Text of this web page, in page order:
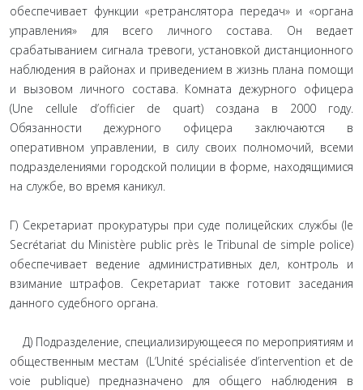
обеспечивает функции «ретранслятора передач» и «органа
управления» для всего личного состава. Он ведает
срабатыванием сигнала тревоги, установкой дистанционного
наблюдения в районах и приведением в жизнь плана помощи
и вызовом личного состава. Комната дежурного офицера
(Une cellule d’officier de quart) создана в 2000 году.
Обязанности дежурного офицера заключаются в
оперативном управлении, в силу своих полномочий, всеми
подразделениями городской полиции в форме, находящимися
на службе, во время каникул.
Г) Секретариат прокуратуры при суде полицейских службы (le
Secrétariat du Ministère public près le Tribunal de simple police)
обеспечивает ведение административных дел, контроль и
взимание штрафов. Секретариат также готовит заседания
данного судебного органа.
Д) Подразделение, специализирующееся по мероприятиям и
общественным местам (L’Unité spécialisée d’intervention et de
voie publique) предназначено для общего наблюдения в